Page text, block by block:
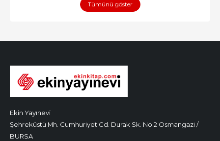
Tümünü göster
Ekin Yayınevi
Şehreküstü Mh. Cumhuriyet Cd. Durak Sk. No:2 Osmangazi /
BURSA